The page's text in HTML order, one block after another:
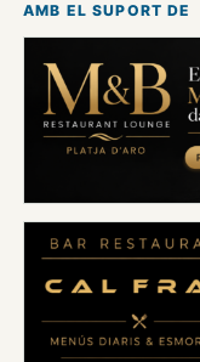
AMB EL SUPORT DE